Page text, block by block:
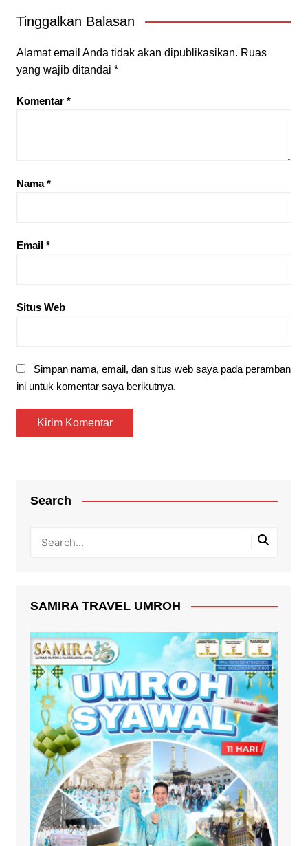
Tinggalkan Balasan
Alamat email Anda tidak akan dipublikasikan. Ruas
yang wajib ditandai *
Komentar *
Nama*
Email *
Situs Web
Simpan nama, email, dan situs web saya pada peramban
ini untuk komentar saya berikutnya.
Search
SAMIRA TRAVEL UMROH